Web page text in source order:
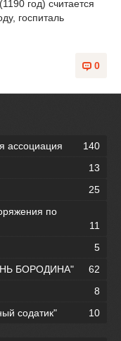
год) считается
госпиталь
0
ассоциация
140
13
25
по
11
5
БОРОДИНА"
62
8
содатик"
10